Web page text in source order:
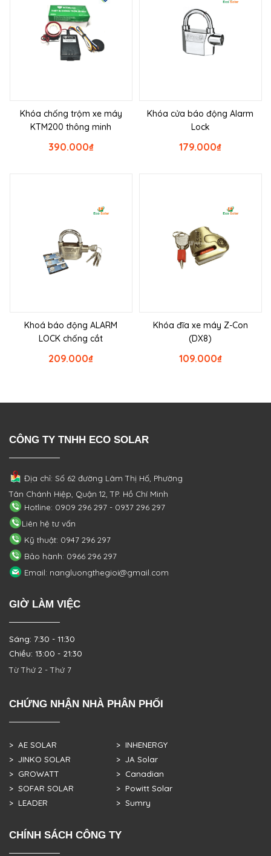
Khóa chống trộm xe máy
KTM200 thông minh
₫
390.000
Khóa cửa báo động Alarm
Lock
₫
179.000
Khoá báo động ALARM
LOCK chống cắt
₫
209.000
Khóa đĩa xe máy Z-Con
(DX8)
₫
109.000
CÔNG TY TNHH ECO SOLAR
Địa chỉ: Số 62 đường Lâm Thị Hố, Phường
Tân Chánh Hiệp, Quận 12, TP. Hồ Chí Minh
Hotline: 0909 296 297 - 0937 296 297
Liên hệ tư vấn
Kỹ thuật: 0947 296 297
Bảo hành: 0966 296 297
Email: nangluongthegioi@gmail.com
GIỜ LÀM VIỆC
Sáng: 7:30 - 11:30
Chiều: 13:00 - 21:30
Từ Thứ 2 - Thứ 7
CHỨNG NHẬN NHÀ PHÂN PHỐI
> AE SOLAR
> JINKO SOLAR
> GROWATT
> SOFAR SOLAR
> LEADER
> INHENERGY
> JA Solar
> Canadian
> Powitt Solar
> Sumry
CHÍNH SÁCH CÔNG TY